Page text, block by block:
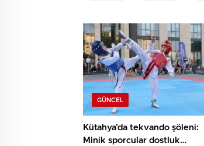
GÜNCEL
Kütahya’da tekvando şöleni:
Minik sporcular dostluk